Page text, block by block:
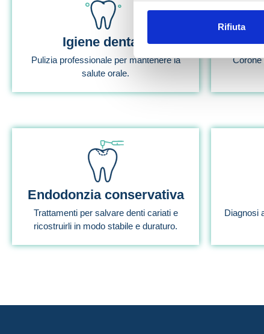
Rifiuta
Igiene dentale
Pulizia professionale per mantenere la
salute orale.
Corone
Endodonzia conservativa
Trattamenti per salvare denti cariati e
ricostruirli in modo stabile e duraturo.
Diagnosi